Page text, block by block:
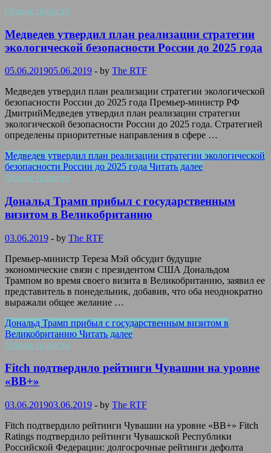
Общие новости
Медведев утвердил план реализации стратегии
экологической безопасности России до 2025 года
05.06.201905.06.2019 - by The RTF
Медведев утвердил план реализации стратегии экологической
безопасности России до 2025 года Премьер-министр РФ
ДмитрийМедведев утвердил план реализации стратегии
экологической безопасности России до 2025 года. Стратегией
определены приоритетные направления в сфере …
Медведев утвердил план реализации стратегии экологической
безопасности России до 2025 года Читать далее
Общие новости
Дональд Трамп прибыл с государственным
визитом в Великобританию
03.06.2019 - by The RTF
Премьер-министр Тереза Мэй обсудит будущие
экономические связи с президентом США Дональдом
Трампом во время своего визита в Великобританию, заявил ее
представитель в понедельник, добавив, что оба неоднократно
выражали общее желание …
Дональд Трамп прибыл с государственным визитом в
Великобританию Читать далее
Общие новости
Fitch подтвердило рейтинги Чувашии на уровне
«BB+»
03.06.201903.06.2019 - by The RTF
Fitch подтвердило рейтинги Чувашии на уровне «BB+» Fitch
Ratings подтвердило рейтинги Чувашской Республики
Российской Федерации: долгосрочные рейтинги дефолта